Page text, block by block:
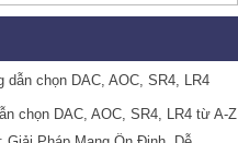
chọn DAC, AOC, SR4, LR4 từ A-Z